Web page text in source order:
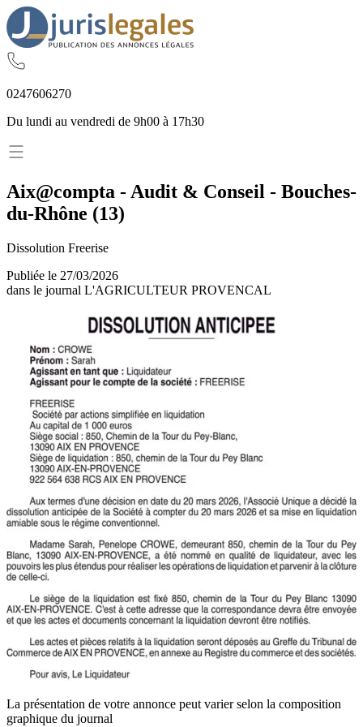
0247606270
Du lundi au vendredi de 9h00 à 17h30
Aix@compta - Audit & Conseil - Bouches-
du-Rhône (13)
Dissolution Freerise
Publiée le 27/03/2026
dans le journal L'AGRICULTEUR PROVENCAL
La présentation de votre annonce peut varier selon la composition
graphique du journal